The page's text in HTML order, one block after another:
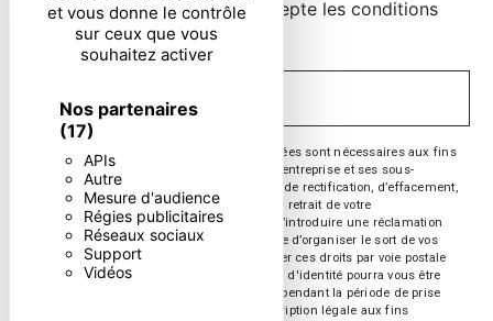
et vous donne le contrôle
sur ceux que vous
souhaitez activer
Nos partenaires
(17)
APIs
Autre
Mesure d'audience
Régies publicitaires
Réseaux sociaux
Support
Vidéos
En cochant cette case, j'accepte les conditions
particulières ci-dessous **
** Les données personnelles communiquées sont nécessaires aux fins
de vous contacter. Elles sont destinées à l'entreprise et ses sous-
traitants. Vous disposez de droits d’accès, de rectification, d’effacement,
de portabilité, de limitation, d’opposition, de retrait de votre
consentement à tout moment et du droit d’introduire une réclamation
auprès d’une autorité de contrôle, ainsi que d’organiser le sort de vos
données post-mortem. Vous pouvez exercer ces droits par voie postale
ou par courrier électronique. Un justificatif d'identité pourra vous être
demandé. Nous conservons vos données pendant la période de prise
de contact puis pendant la durée de prescription légale aux fins